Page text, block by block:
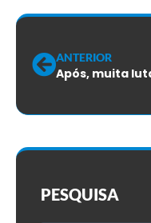
ANTERIOR
PESQUISA